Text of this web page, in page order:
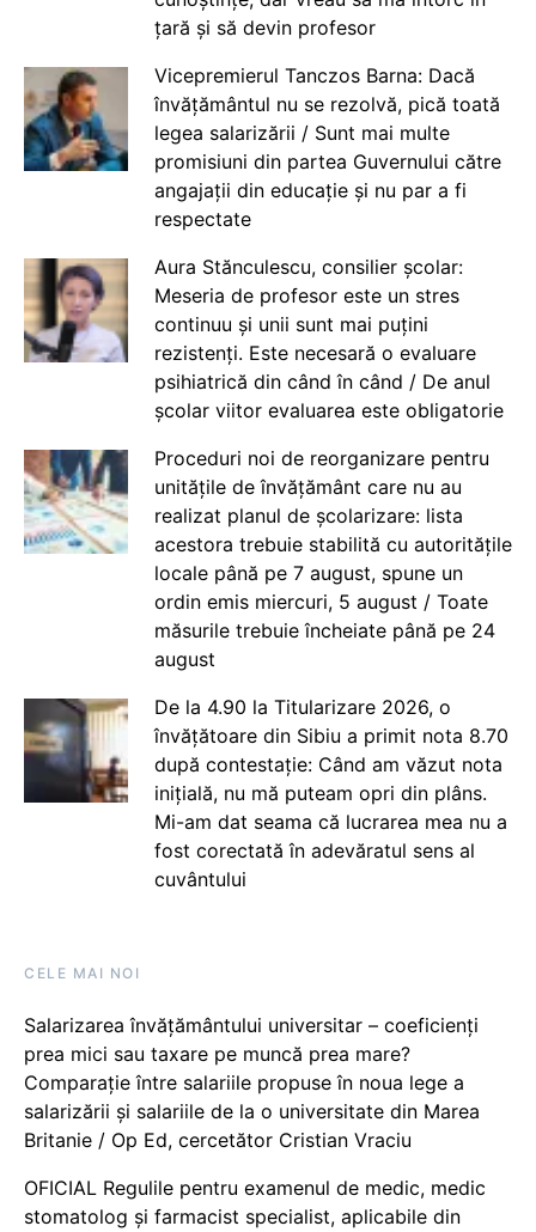
țară și să devin profesor
Vicepremierul Tanczos Barna: Dacă
învățământul nu se rezolvă, pică toată
legea salarizării / Sunt mai multe
promisiuni din partea Guvernului către
angajații din educație și nu par a fi
respectate
Aura Stănculescu, consilier școlar:
Meseria de profesor este un stres
continuu și unii sunt mai puțini
rezistenți. Este necesară o evaluare
psihiatrică din când în când / De anul
școlar viitor evaluarea este obligatorie
Proceduri noi de reorganizare pentru
unitățile de învățământ care nu au
realizat planul de școlarizare: lista
acestora trebuie stabilită cu autoritățile
locale până pe 7 august, spune un
ordin emis miercuri, 5 august / Toate
măsurile trebuie încheiate până pe 24
august
De la 4.90 la Titularizare 2026, o
învățătoare din Sibiu a primit nota 8.70
după contestație: Când am văzut nota
inițială, nu mă puteam opri din plâns.
Mi-am dat seama că lucrarea mea nu a
fost corectată în adevăratul sens al
cuvântului
CELE MAI NOI
Salarizarea învățământului universitar – coeficienți
prea mici sau taxare pe muncă prea mare?
Comparație între salariile propuse în noua lege a
salarizării și salariile de la o universitate din Marea
Britanie / Op Ed, cercetător Cristian Vraciu
OFICIAL Regulile pentru examenul de medic, medic
stomatolog și farmacist specialist, aplicabile din